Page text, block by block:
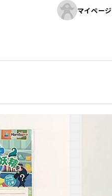
マイページ